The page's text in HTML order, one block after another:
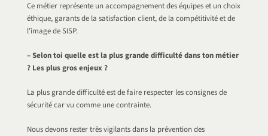
Ce métier représente un accompagnement des équipes et un choix
éthique, garants de la satisfaction client, de la compétitivité et de
l’image de SISP.
– Selon toi quelle est la plus grande difficulté dans ton métier
? Les plus gros enjeux ?
La plus grande difficulté est de faire respecter les consignes de
sécurité car vu comme une contrainte.
Nous devons rester très vigilants dans la prévention des